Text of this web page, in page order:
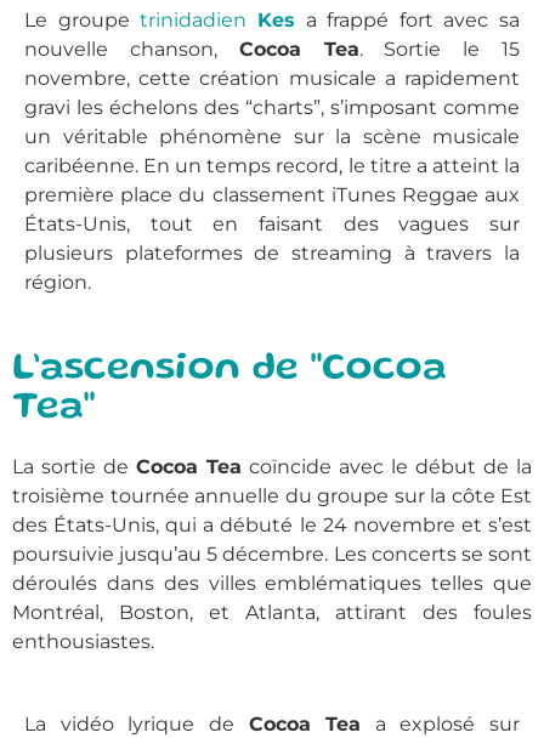
Le groupe trinidadien Kes a frappé fort avec sa
nouvelle chanson, Cocoa Tea. Sortie le 15
novembre, cette création musicale a rapidement
gravi les échelons des “charts”, s’imposant comme
un véritable phénomène sur la scène musicale
caribéenne. En un temps record, le titre a atteint la
première place du classement iTunes Reggae aux
États-Unis, tout en faisant des vagues sur
plusieurs plateformes de streaming à travers la
région.
L’ascension de "Cocoa
Tea"
La sortie de Cocoa Tea coïncide avec le début de la
troisième tournée annuelle du groupe sur la côte Est
des États-Unis, qui a débuté le 24 novembre et s’est
poursuivie jusqu’au 5 décembre. Les concerts se sont
déroulés dans des villes emblématiques telles que
Montréal, Boston, et Atlanta, attirant des foules
enthousiastes.
La vidéo lyrique de Cocoa Tea a explosé sur